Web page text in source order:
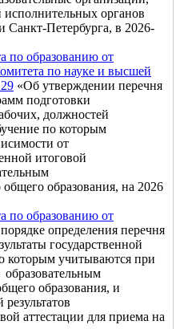
органов
Санкт‑Петербурга, в 2026-
по образованию от
по науке и высшей
«Об утверждении перечня
подготовки
должностей
по которым
от
итоговой
образования, на 2026
по образованию от
определения перечня
государственной
которым учитываются при
образования, и
аттестации для приема на